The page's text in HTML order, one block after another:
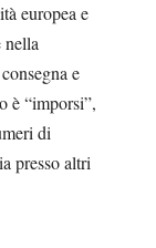
europea e
nella
e
è “imporsi”,
di
presso altri